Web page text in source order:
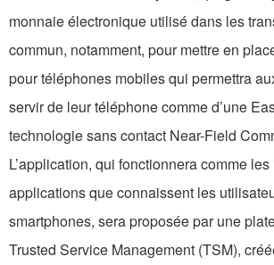
monnaie électronique utilisé dans les
commun, notamment, pour mettre en
pour téléphones mobiles qui permettra
servir de leur téléphone comme d’une
technologie sans contact Near-Field
L’application, qui fonctionnera comme
applications que connaissent les
smartphones, sera proposée par une
Trusted Service Management (TSM),